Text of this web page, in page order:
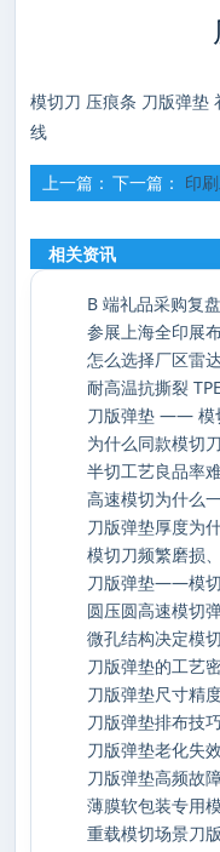
模切刀 压痕条 刀版弹垫
线
下一篇： 印
上一篇：
相关资讯
B 端礼品采购复
刀版弹垫 —— 模
圆压圆高速模切